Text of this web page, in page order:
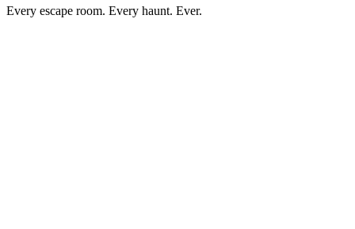
Every escape room. Every haunt. Ever.